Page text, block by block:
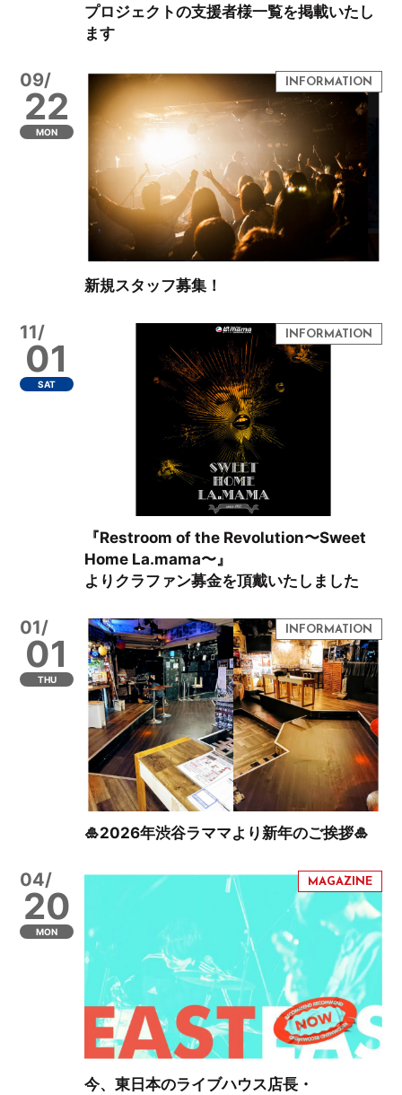
プロジェクトの支援者様一覧を掲載いたし
ます
09/
22
MON
新規スタッフ募集！
11/
01
SAT
『Restroom of the Revolution〜Sweet
Home La.mama〜』
よりクラファン募金を頂戴いたしました
01/
01
THU
🎍2026年渋谷ラママより新年のご挨拶🎍
04/
20
MON
今、東日本のライブハウス店長・